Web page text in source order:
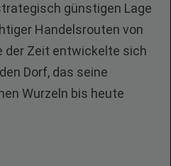
günstigen Lage
Handelsrouten von
der Zeit entwickelte sich
Dorf, das seine
Wurzeln bis heute